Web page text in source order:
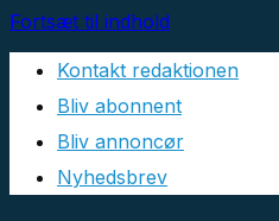
Fortsæt til indhold
Kontakt redaktionen
Bliv abonnent
Bliv annoncør
Nyhedsbrev